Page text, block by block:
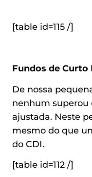
[table id=115 /]
Fundos de Curto
De nossa
nenhum superou
ajustada. Neste
mesmo do que
do CDI.
[table id=112 /]